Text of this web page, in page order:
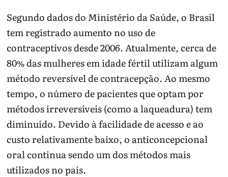
Segundo dados do Ministério da Saúde, o Brasil
tem registrado aumento no uso de
contraceptivos desde 2006. Atualmente, cerca de
80% das mulheres em idade fértil utilizam algum
método reversível de contracepção. Ao mesmo
tempo, o número de pacientes que optam por
métodos irreversíveis (como a laqueadura) tem
diminuído. Devido à facilidade de acesso e ao
custo relativamente baixo, o anticoncepcional
oral continua sendo um dos métodos mais
utilizados no país.